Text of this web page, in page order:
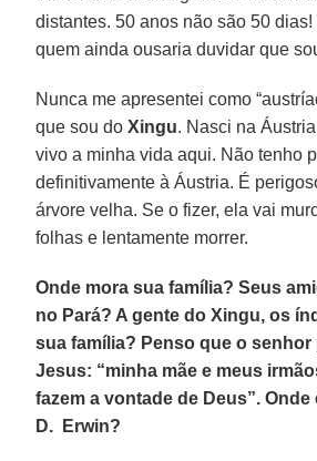
distantes. 50 anos não são 50
quem ainda ousaria duvidar que
Nunca me apresentei como
que sou doXingu. Nasci na
vivo a minha vida aqui. Não tenho
definitivamente à Áustria. É
árvore velha. Se o fizer, ela vai
folhas e lentamente morrer.
Onde mora sua família? Seus
no Pará? A gente do Xingu, os
sua família? Penso que o
Jesus: “minha mãe e meus
fazem a vontade de Deus”. Onde
D. Erwin?